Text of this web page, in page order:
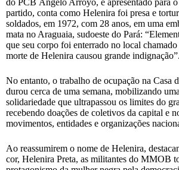
partido, conta como Helenira foi presa e
soldados, em 1972, com 28 anos, em uma
mata no Araguaia, sudoeste do Pará:
que seu corpo foi enterrado no local
morte de Helenira causou grande indignação”.
No entanto, o trabalho de ocupação na Casa
durou cerca de uma semana, mobilizando
solidariedade que ultrapassou os limites do
recebendo doações de coletivos da capital e
movimentos, entidades e organizações
Ao reassumirem o nome de Helenira,
cor, Helenira Preta, as militantes do MMOB